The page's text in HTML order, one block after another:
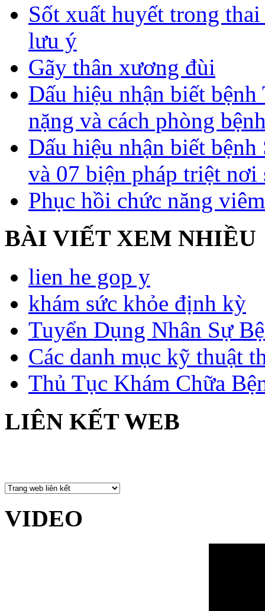
Sốt xuất huyết trong
lưu ý
Gãy thân xương đùi
Dấu hiệu nhận biết
nặng và cách phòng
Dấu hiệu nhận biết
và 07 biện pháp triệt nơi
Phục hồi chức năng
BÀI VIẾT XEM NHIỀU
lien he gop y
khám sức khỏe định kỳ
Tuyển Dụng Nhân Sự
Các danh mục kỹ thuật
Thủ Tục Khám Chữa
LIÊN KẾT WEB
VIDEO